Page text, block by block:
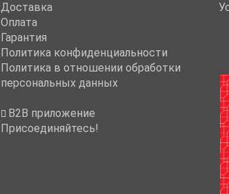
Доставка
Оплата
Гарантия
Политика конфиденциальности
Политика в отношении обработки
персональных данных
B2B приложение
Присоединяйтесь!